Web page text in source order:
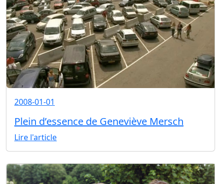
2008-01-01
Plein d’essence de Geneviève Mersch
Lire l'article